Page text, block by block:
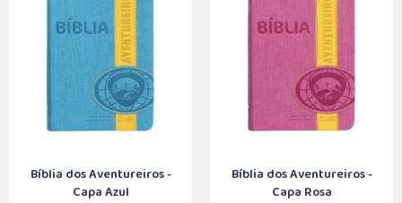
Bíblia dos Aventureiros -
Capa Azul
Bíblia dos Aventureiros -
Capa Rosa